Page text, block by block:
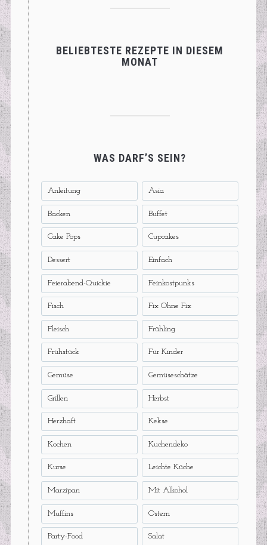
BELIEBTESTE REZEPTE IN DIESEM
MONAT
WAS DARF’S SEIN?
Anleitung Asia
Backen Buffet
Cake Pops Cupcakes
Dessert Einfach
Feierabend-Quickie Feinkostpunks
Fisch Fix Ohne Fix
Fleisch Frühling
Frühstück Für Kinder
Gemüse Gemüseschätze
Grillen Herbst
Herzhaft Kekse
Kochen Kuchendeko
Kurse Leichte Küche
Marzipan Mit Alkohol
Muffins Ostern
Party-Food Salat